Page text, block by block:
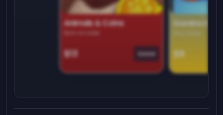
Animals & Coins
Earn on side
$13 Game
Domino
$9